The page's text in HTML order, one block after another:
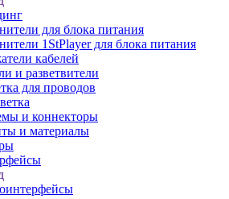
для блока питания
1StPlayer для блока питания
кабелей
и разветвители
для проводов
и коннекторы
и материалы